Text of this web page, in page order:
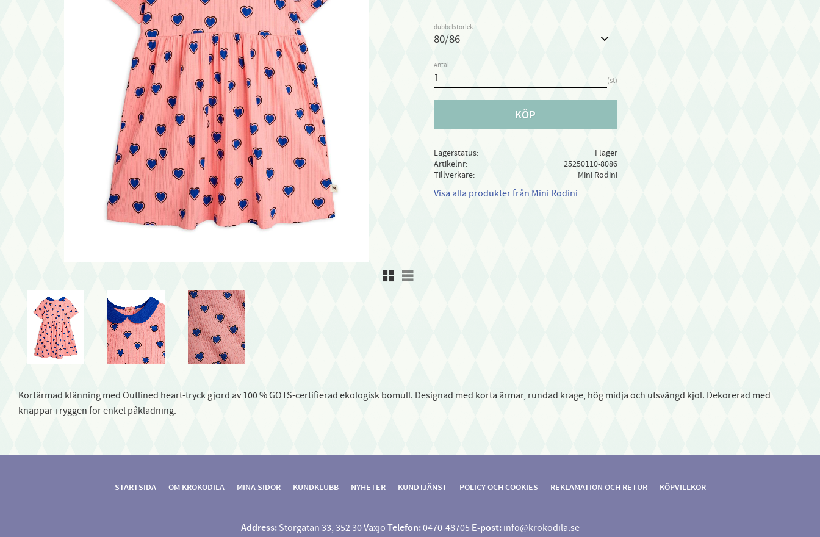
Rutnätsvy
Listvy
dubbelstorlek
Antal
st
KÖP
Lagerstatus
I lager
Artikelnr
25250110-8086
Tillverkare
Mini Rodini
Visa alla produkter från Mini Rodini
Kortärmad klänning med Outlined heart-tryck gjord av 100 % GOTS-certifierad ekologisk bomull. Designad med korta ärmar, rundad krage, hög midja och utsvängd kjol. Dekorerad med
knappar i ryggen för enkel påklädning.
STARTSIDA OM KROKODILA MINA SIDOR KUNDKLUBB NYHETER KUNDTJÄNST POLICY OCH COOKIES REKLAMATION OCH RETUR KÖPVILLKOR
Address:Storgatan 33, 352 30 Växjö Telefon:0470-48705 E-post: info@krokodila.se